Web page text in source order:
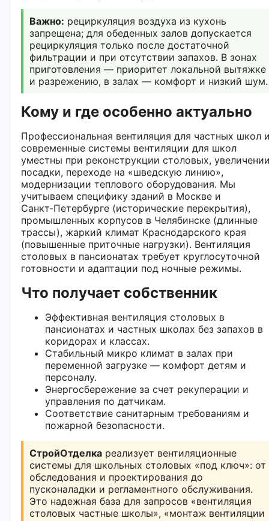
Важно: рециркуляция воздуха из кухонь
запрещена; для обеденных залов допускается
рециркуляция только после достаточной
фильтрации и при отсутствии запахов. В зонах
приготовления — приоритет локальной вытяжке
и разрежению, в залах — комфорт и низкий шум.
Кому и где особенно актуально
Профессиональная вентиляция для частных школ
современные системы вентиляции для школ
уместны при реконструкции столовых,
посадки, переходе на «шведскую линию»,
модернизации теплового оборудования. Мы
учитываем специфику зданий в Москве и
Санкт‑Петербурге (исторические перекрытия),
промышленных корпусов в Челябинске (длинные
трассы), жаркий климат Краснодарского края
(повышенные приточные нагрузки). Вентиляция
столовых в пансионатах требует круглосуточной
готовности и адаптации под ночные режимы.
Что получает собственник
Эффективная вентиляция столовых в
пансионатах и частных школах без запахов в
коридорах и классах.
Стабильный микро климат в залах при
переменной загрузке — комфорт детям и
персоналу.
Энергосбережение за счет рекуперации и
управления по датчикам.
Соответствие санитарным требованиям и
пожарной безопасности.
СтройОтделка реализует вентиляционные
системы для школьных столовых «под ключ»: от
обследования и проектирования до
пусконаладки и регламентного обслуживания.
Это надежная база для запросов «вентиляция
столовых частные школы», «монтаж вентиляции